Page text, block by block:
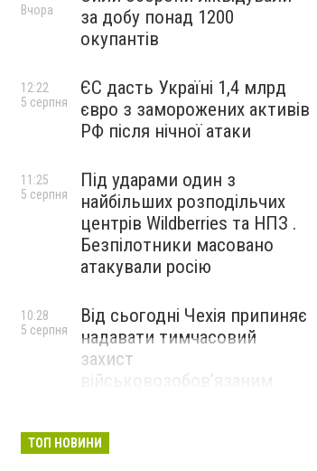
за добу понад 1200
окупантів
Вчора
ЄС дасть Україні 1,4 млрд
євро з заморожених активів
РФ після нічної атаки
12:22
5 серпня
Під ударами один з
найбільших розподільчих
центрів Wildberries та НПЗ .
Безпілотники масовано
атакували росію
11:25
5 серпня
Від сьогодні Чехія припиняє
надавати тимчасовий
захист
військовозобов’язаним
10:28
5 серпня
ТОП НОВИНИ